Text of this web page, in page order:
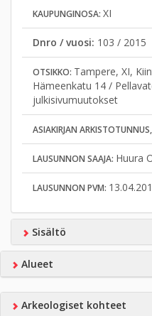
KAUPUNGINOSA: XI
Dnro / vuosi: 103 / 2015
OTSIKKO: Tampere, XI,
Hämeenkatu 14 /
julkisivumuutokset
ASIAKIRJAN ARKISTOTUNNUS,
LAUSUNNON SAAJA: Huura
LAUSUNNON PVM:
Sisältö
Alueet
Arkeologiset kohteet